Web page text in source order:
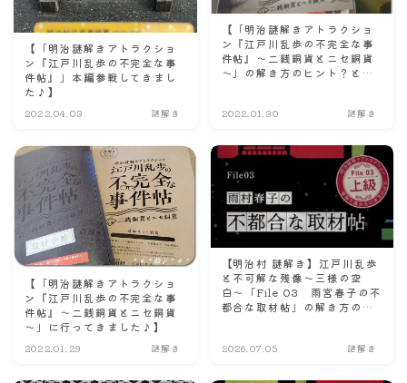
【「明治謎解きアトラクショ
ン『江戸川乱歩の不完全な事
件帖』」本編参戦してきまし
た♪】
2022.04.03 謎解き
【「明治謎解きアトラクショ
ン『江戸川乱歩の不完全な事
件帖』～二銭銅貨とニセ銅貨
～」の解き方のヒント？と感
2022.01.30 謎解き
【「明治謎解きアトラクショ
ン『江戸川乱歩の不完全な事
件帖』～二銭銅貨とニセ銅貨
～」に行ってきました♪】
2022.01.29 謎解き
【明治村 謎解き】江戸川乱歩
と不可解な残像～三様の空
白〜「File 03 雨宮春子の不
都合な取材帖」の解き方のヒ
2026.07.05 謎解き